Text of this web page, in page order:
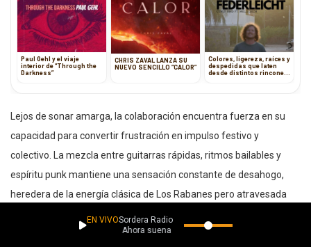
Paul Gehl y el viaje
interior de “Through the
Darkness”
CHRIS ZAVAL LANZA SU
NUEVO SENCILLO “CALOR”
Colores, ligereza, raíces y
despedidas que laten
desde distintos rincones
Lejos de sonar amarga, la colaboración encuentra fuerza en su
capacidad para convertir frustración en impulso festivo y
colectivo. La mezcla entre guitarras rápidas, ritmos bailables y
espíritu punk mantiene una sensación constante de desahogo,
heredera de la energía clásica de Los Rabanes pero atravesada
por la intensidad más contemporánea de Inzomnia.
EN VIVOSordera Radio
Ahora suena